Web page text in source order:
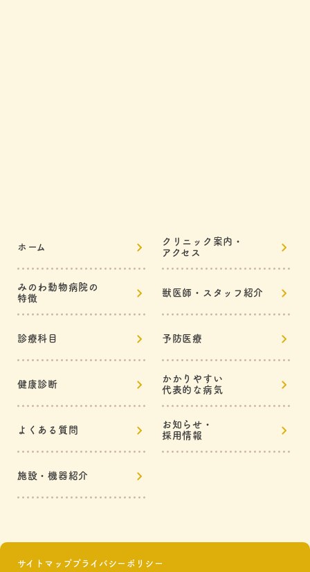
ホーム
クリニック案内・
アクセス
みのわ動物病院の
特徴
獣医師・スタッフ紹介
診療科目 予防医療
健康診断
かかりやすい
代表的な病気
よくある質問
お知らせ・
採用情報
施設・機器紹介
サイトマッププライバシーポリシー